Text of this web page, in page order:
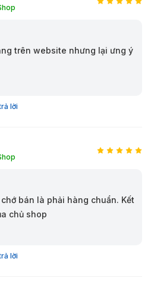
trên website nhưng lại ưng ý
lời
bán là phải hàng chuẩn. Kết
chủ shop
lời